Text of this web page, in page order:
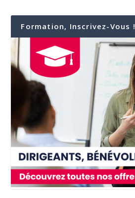
Formation, Inscrivez-Vous !